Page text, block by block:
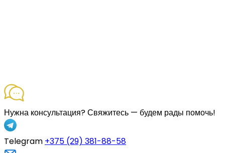
Нужна консультация?Свяжитесь — будем рады помочь!
Telegram +375 (29) 381-88-58